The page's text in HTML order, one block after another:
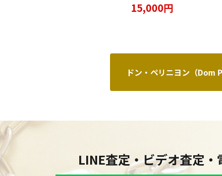
15,000円
ドン・ペリニヨン（Dom
LINE査定・ビデオ査定